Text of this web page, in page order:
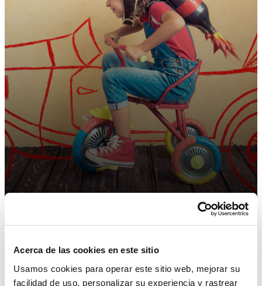
Acerca de las cookies en este sitio
Usamos cookies para operar este sitio web, mejorar su
facilidad de uso, personalizar su experiencia y rastrear
El futuro de la moda está aquí con el PLM